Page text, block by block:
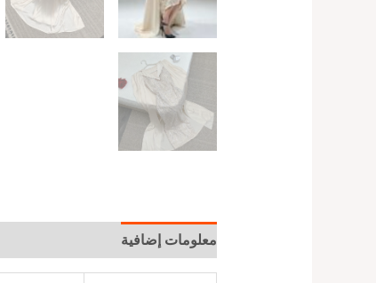
معلومات إضافية